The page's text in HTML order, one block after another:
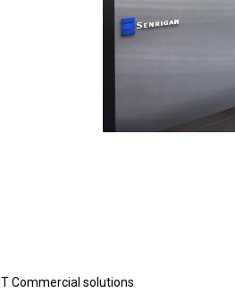
IT Commercial solutions